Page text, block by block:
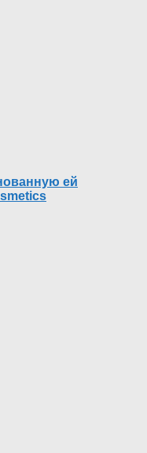
ей